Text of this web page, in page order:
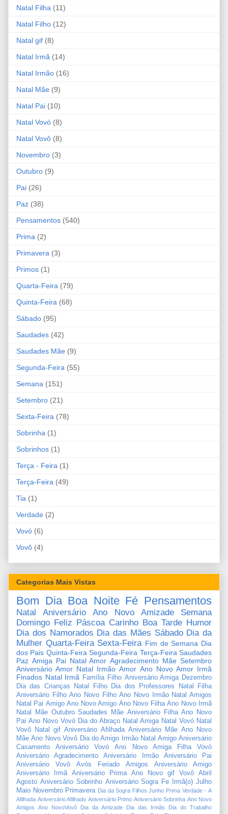
Natal Filha (11)
Natal Filho (12)
Natal gif (8)
Natal Irmã (14)
Natal Irmão (16)
Natal Mãe (9)
Natal Pai (10)
Natal Vovó (8)
Natal Vovô (8)
Novembro (3)
Outubro (9)
Pai (26)
Paz (38)
Pensamentos (540)
Prima (2)
Primavera (3)
Primos (1)
Quarta-Feira (79)
Quinta-Feira (68)
Sábado (95)
Saudades (42)
Saudades Mãe (9)
Segunda-Feira (55)
Semana (151)
Setembro (21)
Sexta-Feira (78)
Sobrinha (1)
Sobrinhos (1)
Terça - Feira (1)
Terça-Feira (49)
Tia (1)
Verdade (2)
Vovó (6)
Vovô (4)
Categorias Mais Vistas
Bom Dia Boa Noite Fé Pensamentos
Natal Aniversário Ano Novo Amizade
Semana
Domingo Feliz Páscoa Carinho Boa Tarde Humor
Dia dos Namorados Dia das Mães Sábado Dia da
Mulher Quarta-Feira Sexta-Feira Fim de Semana Dia
dos Pais Quinta-Feira Segunda-Feira Terça-Feira Saudades
Paz Amiga Pai Natal Amor Agradecimento Mãe Setembro
Aniversário Amor Natal Irmão Amor Ano Novo Amor Irmã
Finados Natal Irmã Família Filho Aniversário Amiga Dezembro
Dia das Crianças
Natal Filho Dia dos Professores
Natal Filha
Aniversário Filho Ano Novo Filho Ano Novo Irmão Natal Amigos
Natal Pai Amigo Ano Novo Amigo Ano Novo Filha Ano Novo Irmã
Natal Mãe Outubro Saudades Mãe Aniversário Filha Ano Novo
Pai Ano Novo Vovó Dia do Abraço Natal Amiga Natal Vovó Natal
Vovô
Natal gif Aniversário Afilhada Aniversário Mãe Ano Novo
Mãe Ano Novo Vovô Dia do Amigo Irmão Natal Amigo Aniversário
Casamento
Aniversário Vovó Ano Novo Amiga Filha
Vovó
Aniversário Agradecimento
Aniversário Irmão
Aniversário Pai
Aniversário Vovô
Avós Feriado Amigos
Aniversário Amigo
Aniversário Irmã
Aniversário Prima Ano Novo gif Vovô
Abril
Agosto Aniversário Sobrinho Aniversário Sogra Fe Irmã(o) Julho
Maio Novembro Primavera Dia da Sogra Filhos Junho Prima Verdade - A
Afilhada Aniversário Afilhado Aniversário Primo Aniversário Sobrinha Ano Novo
Amigos
Ano NovoVovô Dia da Amizade Dia das Irmãs
Dia do Trabalho